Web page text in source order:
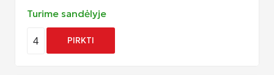
Turime sandėlyje
4 PIRKTI